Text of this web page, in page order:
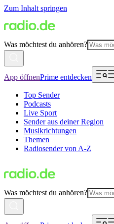
Zum Inhalt springen
Was möchtest du anhören?
App öffnenPrime entdecken
Top Sender
Podcasts
Live Sport
Sender aus deiner Region
Musikrichtungen
Themen
Radiosender von A-Z
Was möchtest du anhören?